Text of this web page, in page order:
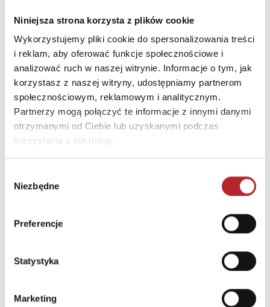
Niniejsza strona korzysta z plików cookie
Wykorzystujemy pliki cookie do spersonalizowania treści
i reklam, aby oferować funkcje społecznościowe i
analizować ruch w naszej witrynie. Informacje o tym, jak
korzystasz z naszej witryny, udostępniamy partnerom
społecznościowym, reklamowym i analitycznym.
Partnerzy mogą połączyć te informacje z innymi danymi
otrzymanymi od Ciebie lub uzyskanymi podczas
korzystania z ich usług.
zgody
Niezbędne
Preferencje
Statystyka
Marketing
ZYSK
Ulica
WIELKA 10
Kod pocztowy
61-774
Miasto
Poznań
E-mail
sekretariat@zysk.com.pl
INNI KLIENCI KUPOWALI